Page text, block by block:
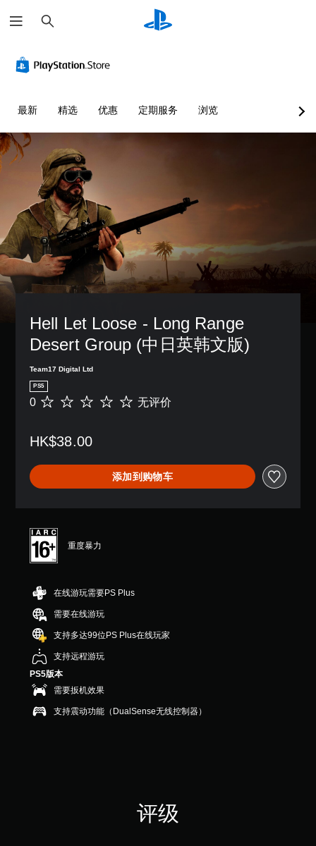
索
最新 精选 优惠 定期服务 浏览
Hell Let Loose - Long Range
Desert Group (中日英韩文版)
Team17 Digital Ltd
PS5
无
0 无评价
HK$38.00
添加到购物车
重度暴力
在线游玩需要PS Plus
需要在线游玩
支持多达99位PS Plus在线玩家
支持远程游玩
PS5版本
需要扳机效果
支持震动功能（DualSense无线控制器）
评级